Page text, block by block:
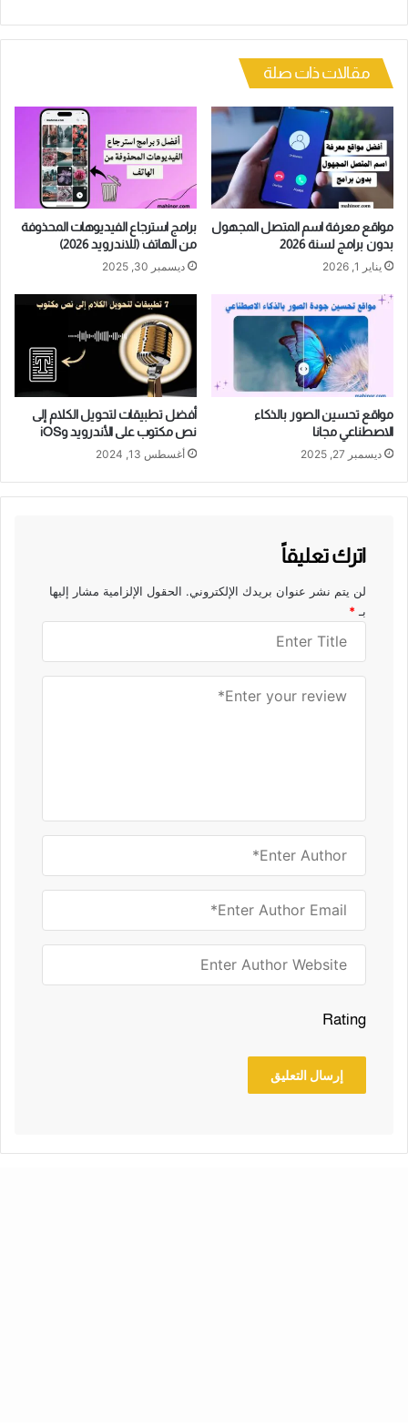
مقالات ذات صلة
مواقع معرفة اسم المتصل المجهول
بدون برامج لسنة 2026
يناير 1, 2026
برامج استرجاع الفيديوهات المحذوفة
من الهاتف (للاندرويد 2026)
ديسمبر 30, 2025
مواقع تحسين الصور بالذكاء
الاصطناعي مجانا
ديسمبر 27, 2025
أفضل تطبيقات لتحويل الكلام إلى
نص مكتوب على الأندرويد وiOS
أغسطس 13, 2024
اترك تعليقاً
لن يتم نشر عنوان بريدك الإلكتروني. الحقول الإلزامية مشار إليها
بـ *
Rating